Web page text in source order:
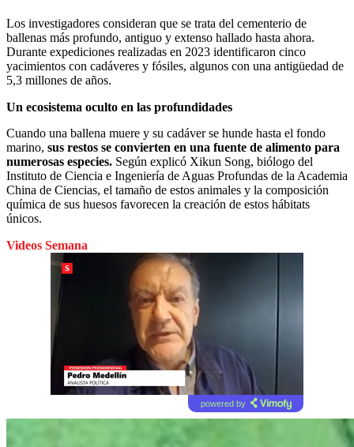
Los investigadores consideran que se trata del cementerio de
ballenas más profundo, antiguo y extenso hallado hasta ahora.
Durante expediciones realizadas en 2023 identificaron cinco
yacimientos con cadáveres y fósiles, algunos con una antigüedad de
5,3 millones de años.
Un ecosistema oculto en las profundidades
Cuando una ballena muere y su cadáver se hunde hasta el fondo
marino, sus restos se convierten en una fuente de alimento para
numerosas especies. Según explicó Xikun Song, biólogo del
Instituto de Ciencia e Ingeniería de Aguas Profundas de la Academia
China de Ciencias, el tamaño de estos animales y la composición
química de sus huesos favorecen la creación de estos hábitats
únicos.
Videos Semana
powered by